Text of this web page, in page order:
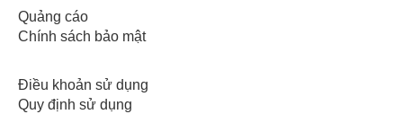
Quảng cáo
Chính sách bảo mật
Điều khoản sử dụng
Quy định sử dụng